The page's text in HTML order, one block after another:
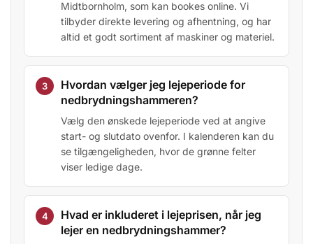
Midtbornholm, som kan bookes online. Vi
tilbyder direkte levering og afhentning, og har
altid et godt sortiment af maskiner og materiel.
Hvordan vælger jeg lejeperiode for
nedbrydningshammeren?
Vælg den ønskede lejeperiode ved at angive
start- og slutdato ovenfor. I kalenderen kan du
se tilgængeligheden, hvor de grønne felter
viser ledige dage.
Hvad er inkluderet i lejeprisen, når jeg
lejer en nedbrydningshammer?